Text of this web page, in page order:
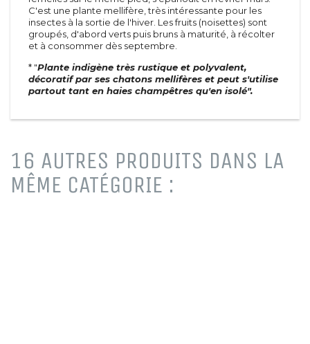
C'est une plante mellifère, très intéressante pour les
insectes à la sortie de l'hiver. Les fruits (noisettes) sont
groupés, d'abord verts puis bruns à maturité, à récolter
et à consommer dès septembre.
* "Plante indigène très rustique et polyvalent,
décoratif par ses chatons mellifères et peut s'utilise
partout tant en haies champêtres qu'en isolé".
16 AUTRES PRODUITS DANS LA
MÊME CATÉGORIE :